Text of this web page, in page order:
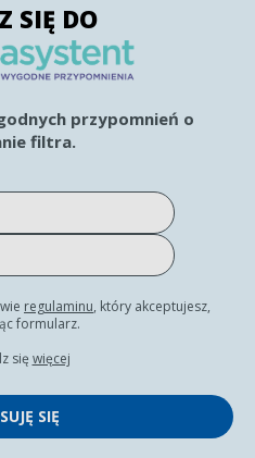
SIĘ DO
przypomnień o
filtra.
regulaminu, który akceptujesz,
formularz.
się więcej
SIĘ